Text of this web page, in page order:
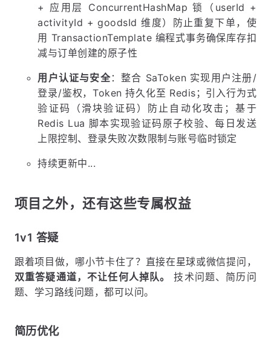
+ 应用层 ConcurrentHashMap 锁（userId +
activityId + goodsId 维度）防止重复下单，使
用 TransactionTemplate 编程式事务确保库存扣
减与订单创建的原子性
用户认证与安全：整合 SaToken 实现用户注册/
登录/鉴权，Token 持久化至 Redis；引入行为式
验证码（滑块验证码）防止自动化攻击；基于
Redis Lua 脚本实现验证码原子校验、每日发送
上限控制、登录失败次数限制与账号临时锁定
持续更新中...
项目之外，还有这些专属权益
1v1 答疑
跟着项目做，哪小节卡住了？直接在星球或微信提问，
双重答疑通道，不让任何人掉队。
技术问题、简历问
题、学习路线问题，都可以问。
简历优化